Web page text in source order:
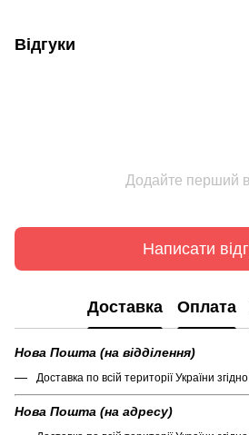
Відгуки
Додайте перший
Написати
Доставка Оплата
Нова Пошта (на відділення)
Доставка по всій території України
Нова Пошта (на адресу)